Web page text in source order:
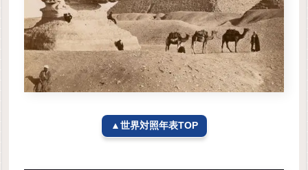
▲世界対照年表TOP